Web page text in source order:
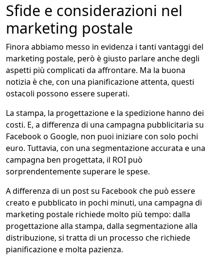
Sfide e considerazioni nel
marketing postale
Finora abbiamo messo in evidenza i tanti vantaggi del
marketing postale, però è giusto parlare anche degli
aspetti più complicati da affrontare. Ma la buona
notizia è che, con una pianificazione attenta, questi
ostacoli possono essere superati.
La stampa, la progettazione e la spedizione hanno dei
costi. E, a differenza di una campagna pubblicitaria su
Facebook o Google, non puoi iniziare con solo pochi
euro. Tuttavia, con una segmentazione accurata e una
campagna ben progettata, il ROI può
sorprendentemente superare le spese.
A differenza di un post su Facebook che può essere
creato e pubblicato in pochi minuti, una campagna di
marketing postale richiede molto più tempo: dalla
progettazione alla stampa, dalla segmentazione alla
distribuzione, si tratta di un processo che richiede
pianificazione e molta pazienza.